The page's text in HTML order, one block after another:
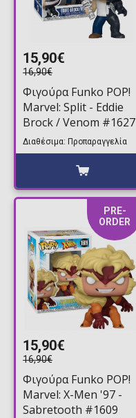
15,90€
16,90€
Φιγούρα Funko POP!
Marvel: Split - Eddie
Brock / Venom #1627
Διαθέσιμα: Προπαραγγελία
PRE-
ORDER
15,90€
16,90€
Φιγούρα Funko POP!
Marvel: X-Men '97 -
Sabretooth #1609